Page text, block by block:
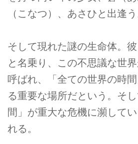
（こなつ）、あさひと出逢う
そして現れた謎の生命体。
と名乗り、この不思議な世
呼ばれ、「全ての世界の時
る重要な場所だという。そ
間」が重大な危機に瀕して
れる。